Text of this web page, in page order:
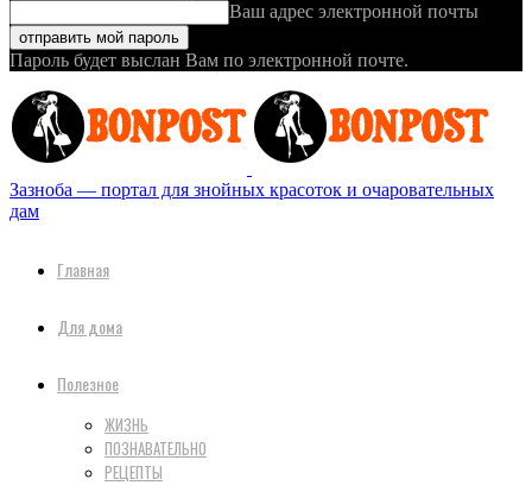
Ваш адрес электронной почты
Пароль будет выслан Вам по электронной почте.
Зазноба — портал для знойных красоток и очаровательных
дам
Главная
Для дома
Полезное
ЖИЗНЬ
ПОЗНАВАТЕЛЬНО
РЕЦЕПТЫ